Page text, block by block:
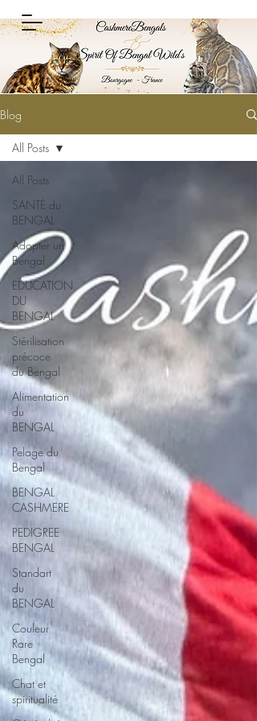
Blog
All Posts
SANTÉ du
BENGAL
Adopter un
Bengal
EDUCATION
DU
BENGAL
Stérilisation
précoce
du Bengal
Alimentation
du
BENGAL
Pelage du
Bengal
BENGAL
CASHMERE
PEDIGREE
BENGAL
Standart
du
BENGAL
Couleur
Rare
Bengal
Chat et
spiritualité
All Posts